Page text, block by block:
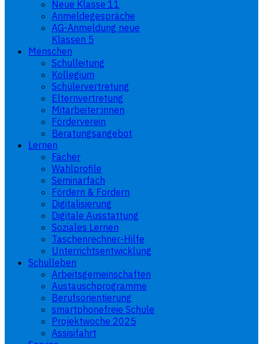
Neue Klasse 11
Anmeldegespräche
AG-Anmeldung neue
Klassen 5
Menschen
Schulleitung
Kollegium
Schülervertretung
Elternvertretung
Mitarbeiter:innen
Förderverein
Beratungsangebot
Lernen
Fächer
Wahlprofile
Seminarfach
Fördern & Fordern
Digitalisierung
Digitale Ausstattung
Soziales Lernen
Taschenrechner-Hilfe
Unterrichtsentwicklung
Schulleben
Arbeitsgemeinschaften
Austauschprogramme
Berufsorientierung
smartphonefreie Schule
Projektwoche 2025
Assisifahrt